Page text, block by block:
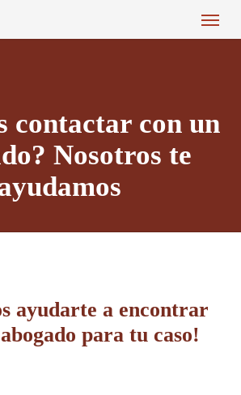
Menu
contactar con un
Nosotros te
ayudarte a encontrar
para tu caso!